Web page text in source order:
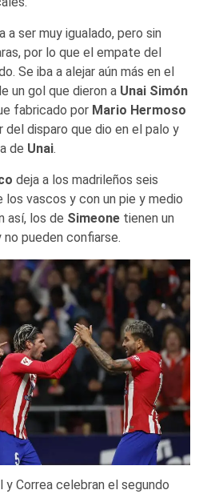
a ser muy igualado, pero sin
por lo que el empate del
Se iba a alejar aún más en el
un gol que dieron a Unai Simón
fabricado por Mario Hermoso
del disparo que dio en el palo y
de Unai.
deja a los madrileños seis
los vascos y con un pie y medio
así, los de Simeone tienen un
pueden confiarse.
y Correa celebran el segundo